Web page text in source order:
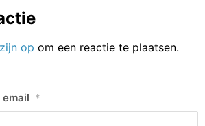
op om een reactie te plaatsen.
*